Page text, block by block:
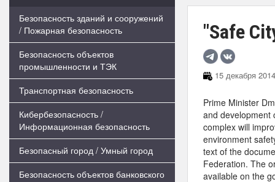
Безопасность зданий и сооружений
/ Пожарная безопасность
Безопасность объектов
промышленности и ТЭК
Транспортная безопасность
Кибербезопасность /
Информационная безопасность
Безопасный город / Умный город
Безопасность объектов банковского
"Safe
15 декабря
Prime Minister
and development
complex will
environment
text of the
Federation. The
available on the